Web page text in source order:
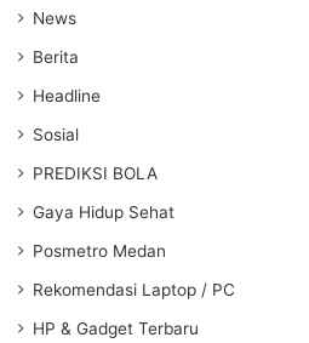
News
Berita
Headline
Sosial
PREDIKSI BOLA
Gaya Hidup Sehat
Posmetro Medan
Rekomendasi Laptop / PC
HP & Gadget Terbaru